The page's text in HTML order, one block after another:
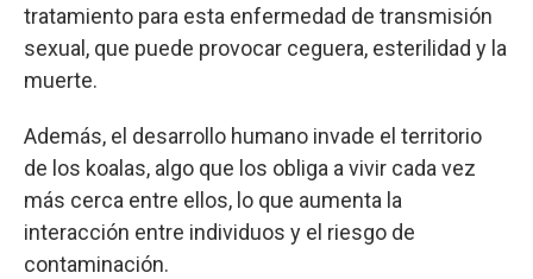
tratamiento para esta enfermedad de transmisión
sexual, que puede provocar ceguera, esterilidad y la
muerte.
Además, el desarrollo humano invade el territorio
de los koalas, algo que los obliga a vivir cada vez
más cerca entre ellos, lo que aumenta la
interacción entre individuos y el riesgo de
contaminación.